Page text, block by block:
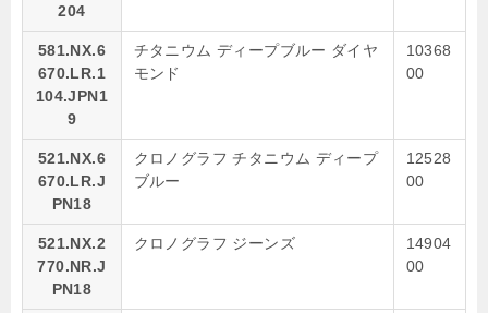
204
581.NX.6
670.LR.1
104.JPN1
9
チタニウム ディープブルー ダイヤ
モンド
10368
00
521.NX.6
670.LR.J
PN18
クロノグラフ チタニウム ディープ
ブルー
12528
00
521.NX.2
770.NR.J
PN18
クロノグラフ ジーンズ
14904
00